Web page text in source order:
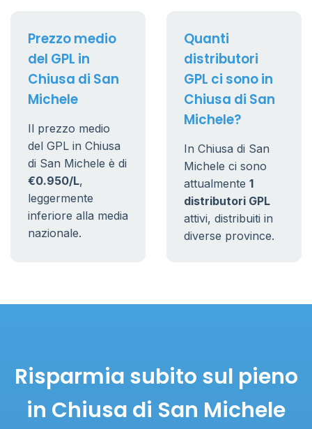
Prezzo medio
del GPL in
Chiusa di San
Michele
Il prezzo medio
del GPL in Chiusa
di San Michele è di
€0.950/L,
leggermente
inferiore alla media
nazionale.
Quanti
distributori
GPL ci sono in
Chiusa di San
Michele?
In Chiusa di San
Michele ci sono
attualmente 1
distributori GPL
attivi, distribuiti in
diverse province.
Risparmia subito sul pieno
in Chiusa di San Michele